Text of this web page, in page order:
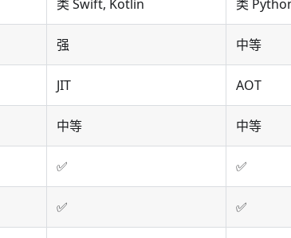
类 Swift, Kotlin 类
强 中等
JIT AOT
中等 中等
✅ ✅
✅ ✅